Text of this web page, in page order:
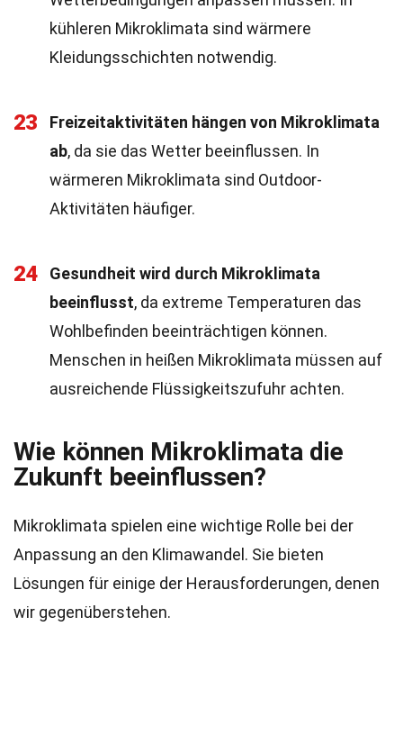
kühleren Mikroklimata sind wärmere
Kleidungsschichten notwendig.
23
Freizeitaktivitäten hängen von Mikroklimata
ab, da sie das Wetter beeinflussen. In
wärmeren Mikroklimata sind Outdoor-
Aktivitäten häufiger.
24
Gesundheit wird durch Mikroklimata
beeinflusst, da extreme Temperaturen das
Wohlbefinden beeinträchtigen können.
Menschen in heißen Mikroklimata müssen auf
ausreichende Flüssigkeitszufuhr achten.
Wie können Mikroklimata die
Zukunft beeinflussen?
Mikroklimata spielen eine wichtige Rolle bei der
Anpassung an den Klimawandel. Sie bieten
Lösungen für einige der Herausforderungen, denen
wir gegenüberstehen.